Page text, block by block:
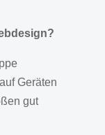
Geräten
gut